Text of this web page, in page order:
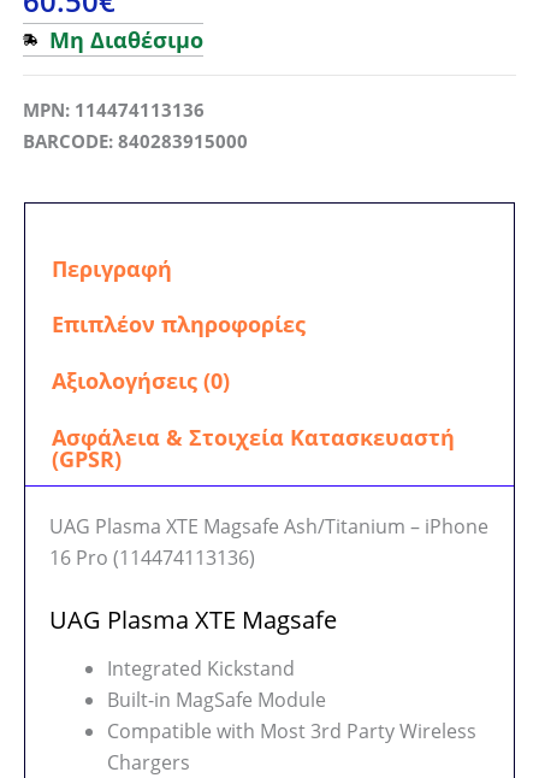
Μη Διαθέσιμο
MPN: 114474113136
BARCODE: 840283915000
Περιγραφή
Επιπλέον πληροφορίες
Αξιολογήσεις (0)
Ασφάλεια & Στοιχεία Κατασκευαστή
(GPSR)
UAG Plasma XTE Magsafe Ash/Titanium – iPhone
16 Pro (114474113136)
UAG Plasma XTE Magsafe
Integrated Kickstand
Built-in MagSafe Module
Compatible with Most 3rd Party Wireless
Chargers